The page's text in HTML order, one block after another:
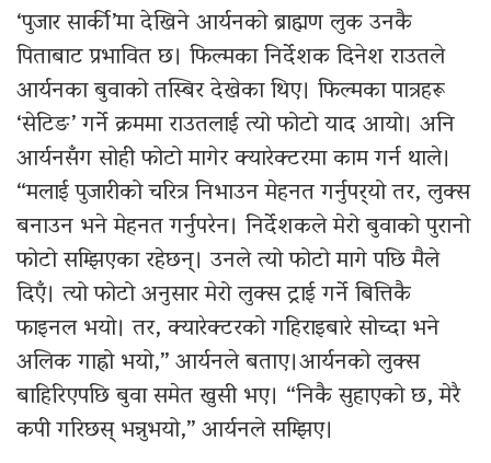
‘पुजार सार्की’मा देखिने आर्यनको ब्राह्मण लुक उनकै
पिताबाट प्रभावित छ। फिल्मका निर्देशक दिनेश राउतले
आर्यनका बुवाको तस्बिर देखेका थिए। फिल्मका पात्रहरू
‘सेटिङ’ गर्ने क्रममा राउतलाई त्यो फोटो याद आयो। अनि
आर्यनसँग सोही फोटो मागेर क्यारेक्टरमा काम गर्न थाले।
“मलाई पुजारीको चरित्र निभाउन मेहनत गर्नुपर्‍यो तर, लुक्स
बनाउन भने मेहनत गर्नुपरेन। निर्देशकले मेरो बुवाको पुरानो
फोटो सम्झिएका रहेछन्। उनले त्यो फोटो मागे पछि मैले
दिएँ। त्यो फोटो अनुसार मेरो लुक्स ट्राई गर्ने बित्तिकै
फाइनल भयो। तर, क्यारेक्टरको गहिराइबारे सोच्दा भने
अलिक गाह्रो भयो,” आर्यनले बताए।आर्यनको लुक्स
बाहिरिएपछि बुवा समेत खुसी भए। “निकै सुहाएको छ, मेरै
कपी गरिछस् भन्नुभयो,” आर्यनले सम्झिए।